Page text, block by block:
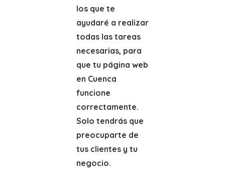
los que te
ayudaré a realizar
todas las tareas
necesarias, para
que tu página web
en Cuenca
funcione
correctamente.
Solo tendrás que
preocuparte de
tus clientes y tu
negocio.